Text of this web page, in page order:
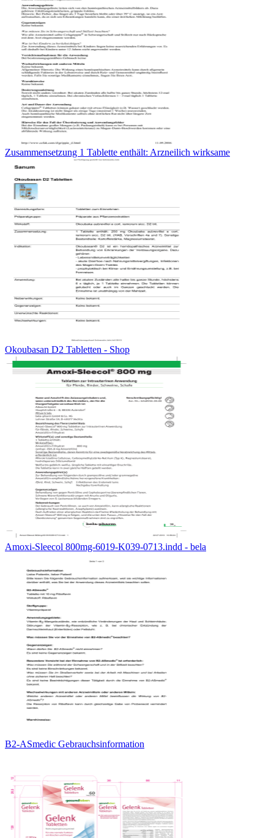
Zusammensetzung 1 Tablette enthält: Arzneilich wirksame
Okoubasan D2 Tabletten - Shop
Amoxi-Sleecol 800mg-6019-K039-0713.indd - bela
B2-ASmedic Gebrauchsinformation